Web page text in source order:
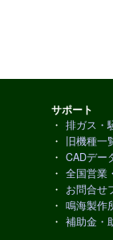
サポート
・ 排ガス・
・
旧機種一
・ CADデー
・ 全国営業
・
お問合せ
・ 鳴海製作
・ 補助金・